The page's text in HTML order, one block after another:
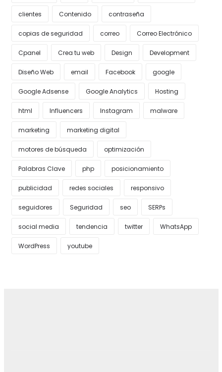
clientes Contenido contraseña
copias de seguridad correo Correo Electrónico
Cpanel Crea tu web Design Development
Diseño Web email Facebook google
Google Adsense Google Analytics Hosting
html Influencers Instagram malware
marketing marketing digital
motores de búsqueda optimización
Palabras Clave php posicionamiento
publicidad redes sociales responsivo
seguidores Seguridad seo SERPs
social media tendencia twitter WhatsApp
WordPress youtube